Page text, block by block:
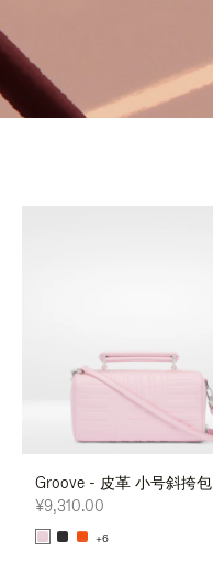
Groove - 皮革 小号斜挎包
¥9,310.00
+6